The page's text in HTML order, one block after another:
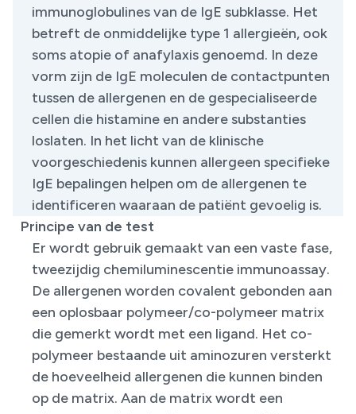
immunoglobulines van de IgE subklasse. Het
betreft de onmiddelijke type 1 allergieën, ook
soms atopie of anafylaxis genoemd. In deze
vorm zijn de IgE moleculen de contactpunten
tussen de allergenen en de gespecialiseerde
cellen die histamine en andere substanties
loslaten. In het licht van de klinische
voorgeschiedenis kunnen allergeen specifieke
IgE bepalingen helpen om de allergenen te
identificeren waaraan de patiënt gevoelig is.
Principe van de test
Er wordt gebruik gemaakt van een vaste fase,
tweezijdig chemiluminescentie immunoassay.
De allergenen worden covalent gebonden aan
een oplosbaar polymeer/co-polymeer matrix
die gemerkt wordt met een ligand. Het co-
polymeer bestaande uit aminozuren versterkt
de hoeveelheid allergenen die kunnen binden
op de matrix. Aan de matrix wordt een